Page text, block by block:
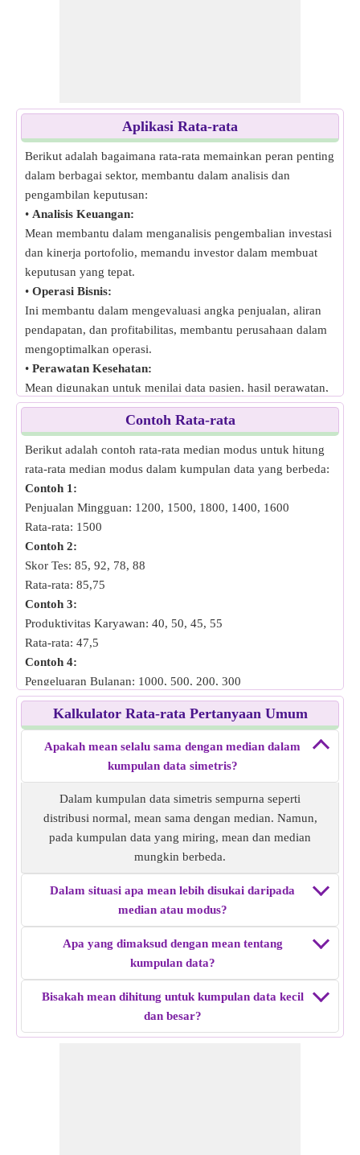
Aplikasi Rata-rata
Berikut adalah bagaimana rata-rata memainkan peran penting
dalam berbagai sektor, membantu dalam analisis dan
pengambilan keputusan:
• Analisis Keuangan:
Mean membantu dalam menganalisis pengembalian investasi
dan kinerja portofolio, memandu investor dalam membuat
keputusan yang tepat.
• Operasi Bisnis:
Ini membantu dalam mengevaluasi angka penjualan, aliran
pendapatan, dan profitabilitas, membantu perusahaan dalam
mengoptimalkan operasi.
• Perawatan Kesehatan:
Mean digunakan untuk menilai data pasien, hasil perawatan,
dan prevalensi penyakit, mendukung profesional perawatan
kesehatan dalam memantau kesehatan populasi.
•Pendidikan:
Ini membantu dalam menilai kinerja siswa, menganalisis skor
tes, dan mengidentifikasi kesenjangan pembelajaran, yang
menguntungkan lembaga pendidikan dan pendidik.
•Riset Pasar:
Mean memandu bisnis dalam memahami preferensi
pelanggan, tingkat kepuasan, dan tren pasar, membentuk
strategi pemasaran dan pengembangan produk.
Contoh Rata-rata
Berikut adalah contoh rata-rata median modus untuk hitung
rata-rata median modus dalam kumpulan data yang berbeda:
Contoh 1:
Penjualan Mingguan: 1200, 1500, 1800, 1400, 1600
Rata-rata: 1500
Contoh 2:
Skor Tes: 85, 92, 78, 88
Rata-rata: 85,75
Contoh 3:
Produktivitas Karyawan: 40, 50, 45, 55
Rata-rata: 47,5
Contoh 4:
Pengeluaran Bulanan: 1000, 500, 200, 300
Rata-rata: 500
Contoh 5:Kalkulator Rata-rata Pertanyaan Umum
Apakah mean selalu sama dengan median dalam
kumpulan data simetris?
Dalam kumpulan data simetris sempurna seperti
distribusi normal, mean sama dengan median. Namun,
pada kumpulan data yang miring, mean dan median
mungkin berbeda.
Dalam situasi apa mean lebih disukai daripada
median atau modus?
Apa yang dimaksud dengan mean tentang
kumpulan data?
Bisakah mean dihitung untuk kumpulan data kecil
dan besar?